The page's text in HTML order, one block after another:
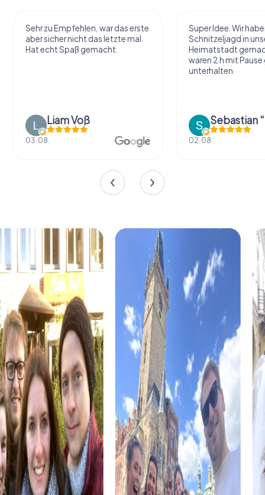
Sehr zu Empfehlen, war das erste
aber sicher nicht das letzte mal.
Hat echt Spaß gemacht.
Liam Voß
03.08.
Super Idee. Wir
Schnitzeljagd in
Heimatstadt
waren 2 h mit
unterhalten
02.08.